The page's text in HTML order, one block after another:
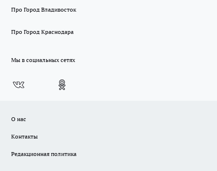
Про Город Владивосток
Про Город Краснодара
Мы в социальных сетях
О нас
Контакты
Редакционная политика